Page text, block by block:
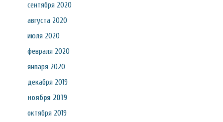
сентября 2020
августа 2020
июля 2020
февраля 2020
января 2020
декабря 2019
ноября 2019
октября 2019